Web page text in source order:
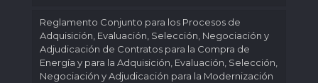
Reglamento Conjunto para los Procesos de
Adquisición, Evaluación, Selección, Negociación y
Adjudicación de Contratos para la Compra de
Energía y para la Adquisición, Evaluación, Selección,
Negociación y Adjudicación para la Modernización